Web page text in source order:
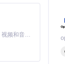
MiniMax H3 是一个通用的全模态生成系统。它支持对由文本、图像、视频和音频组成的多模态上下文进行统一理解，并能生成分辨率高达 2K、时长可达 15 秒的带原生立体声音频的视频。得益于面向任务泛化的系统设计，H3 在预训练阶段就已具备广泛的多模态上下文理解与生成能力，能够出色地执行复杂的多模态指令。